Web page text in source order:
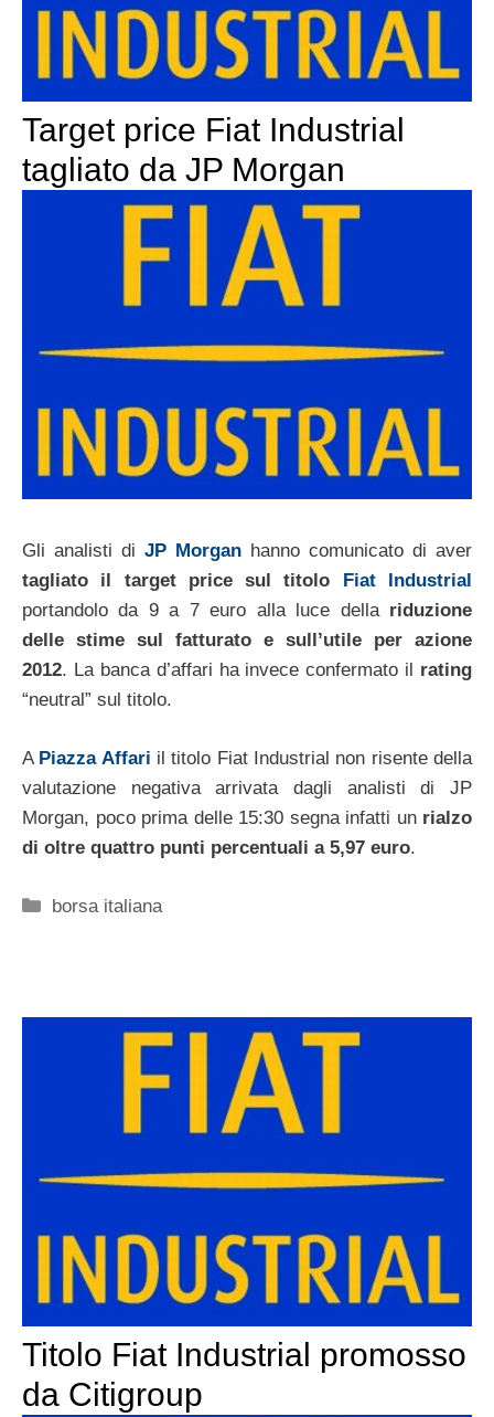
Target price Fiat Industrial
tagliato da JP Morgan
Gli analisti di JP Morgan hanno comunicato di aver
tagliato il target price sul titolo Fiat Industrial
portandolo da 9 a 7 euro alla luce della riduzione
delle stime sul fatturato e sull’utile per azione
2012. La banca d’affari ha invece confermato il rating
“neutral” sul titolo.
A Piazza Affari il titolo Fiat Industrial non risente della
valutazione negativa arrivata dagli analisti di JP
Morgan, poco prima delle 15:30 segna infatti un rialzo
di oltre quattro punti percentuali a 5,97 euro.
Categorie
borsa italiana
Titolo Fiat Industrial promosso
da Citigroup